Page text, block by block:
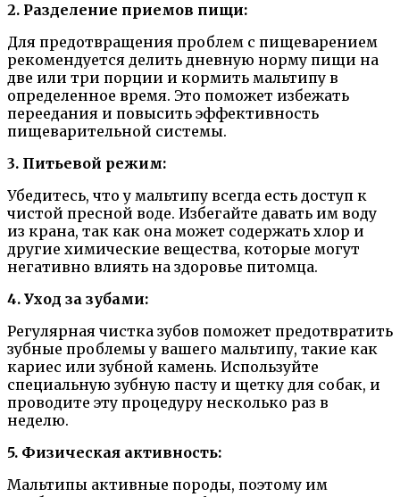
2. Разделение приемов пищи:
Для предотвращения проблем с пищеварением
рекомендуется делить дневную норму пищи на
две или три порции и кормить мальтипу в
определенное время. Это поможет избежать
переедания и повысить эффективность
пищеварительной системы.
3. Питьевой режим:
Убедитесь, что у мальтипу всегда есть доступ к
чистой пресной воде. Избегайте давать им воду
из крана, так как она может содержать хлор и
другие химические вещества, которые могут
негативно влиять на здоровье питомца.
4. Уход за зубами:
Регулярная чистка зубов поможет предотвратить
зубные проблемы у вашего мальтипу, такие как
кариес или зубной камень. Используйте
специальную зубную пасту и щетку для собак, и
проводите эту процедуру несколько раз в
неделю.
5. Физическая активность:
Мальтипы активные породы, поэтому им